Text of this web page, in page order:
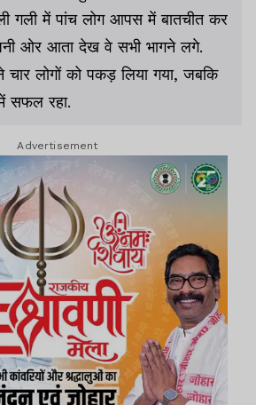
गली में पांच लोग आपस में बातचीत कर
ओर आता देख वे सभी भागने लगे.
लोगों को पकड़ लिया गया, जबकि
सफल रहा.
Advertisement